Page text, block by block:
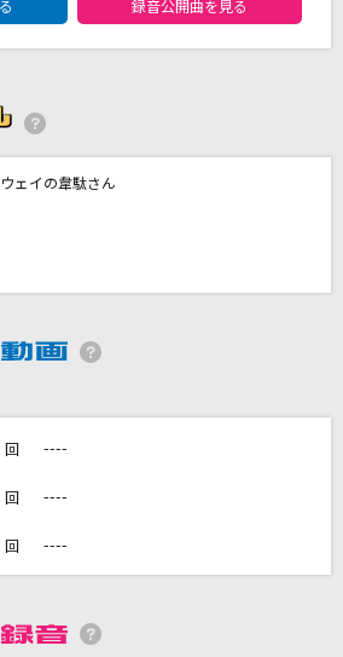
の新曲・ランキングなど
ケ最新情報をチェック！
に会員登録・ログインして
でカラオケ歌い放題！
録音公開曲を見る
ェイの韋駄さん
回 ----
回 ----
回 ----